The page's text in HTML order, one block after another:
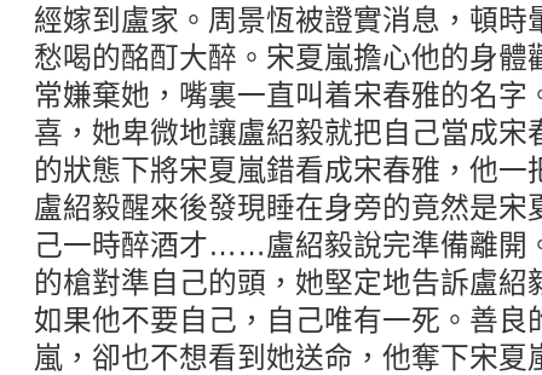
經嫁到盧家。周景恆被證實消息，頓時
愁喝的酩酊大醉。宋夏嵐擔心他的身體
常嫌棄她，嘴裏一直叫着宋春雅的名字
喜，她卑微地讓盧紹毅就把自己當成宋
的狀態下將宋夏嵐錯看成宋春雅，他一
盧紹毅醒來後發現睡在身旁的竟然是宋
己一時醉酒才……盧紹毅說完準備離開
的槍對準自己的頭，她堅定地告訴盧紹
如果他不要自己，自己唯有一死。善良
嵐，卻也不想看到她送命，他奪下宋夏